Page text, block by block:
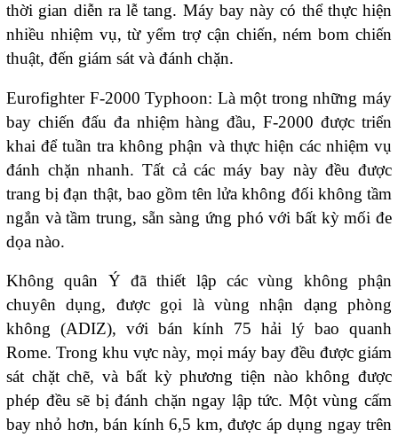
thời gian diễn ra lễ tang. Máy bay này có thể thực hiện
nhiều nhiệm vụ, từ yểm trợ cận chiến, ném bom chiến
thuật, đến giám sát và đánh chặn.
Eurofighter F-2000 Typhoon: Là một trong những máy
bay chiến đấu đa nhiệm hàng đầu, F-2000 được triển
khai để tuần tra không phận và thực hiện các nhiệm vụ
đánh chặn nhanh. Tất cả các máy bay này đều được
trang bị đạn thật, bao gồm tên lửa không đối không tầm
ngắn và tầm trung, sẵn sàng ứng phó với bất kỳ mối đe
dọa nào.
Không quân Ý đã thiết lập các vùng không phận
chuyên dụng, được gọi là vùng nhận dạng phòng
không (ADIZ), với bán kính 75 hải lý bao quanh
Rome. Trong khu vực này, mọi máy bay đều được giám
sát chặt chẽ, và bất kỳ phương tiện nào không được
phép đều sẽ bị đánh chặn ngay lập tức. Một vùng cấm
bay nhỏ hơn, bán kính 6,5 km, được áp dụng ngay trên